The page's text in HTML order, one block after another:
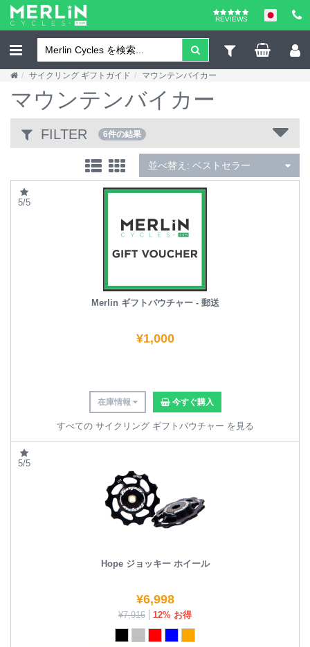
REVIEWS
サイクリング ギフトガイド マウンテンバイカー
マウンテンバイカー
FILTER 6件の結果
並べ替え: ベストセラー
5/5
Merlin ギフトバウチャー - 郵送
¥1,000
在庫情報 今すぐ購入
すべての サイクリング ギフトバウチャー を見る
5/5
Hope ジョッキー ホイール
¥6,998
¥7,916 12% お得